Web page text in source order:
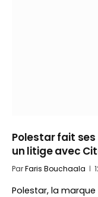
Polestar fait
un litige avec
ParFaris Bouchaala
Polestar, la